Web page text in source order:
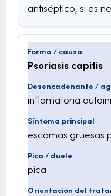
antiséptico, si es
Psoriasis capitis
inflamatoria
escamas gruesas
pica